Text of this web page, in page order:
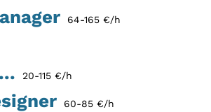
64-165 €/h
20-115 €/h
60-85 €/h